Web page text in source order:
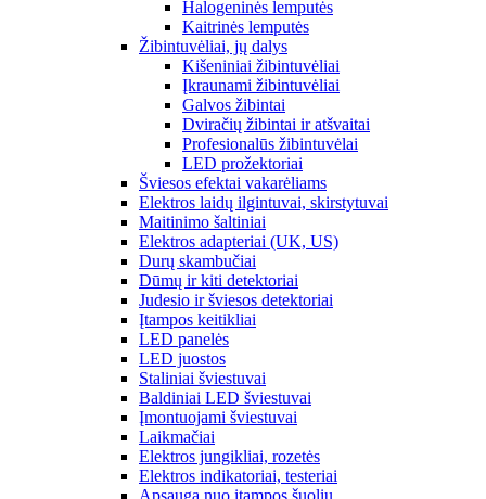
Halogeninės lemputės
Kaitrinės lemputės
Žibintuvėliai, jų dalys
Kišeniniai žibintuvėliai
Įkraunami žibintuvėliai
Galvos žibintai
Dviračių žibintai ir atšvaitai
Profesionalūs žibintuvėlai
LED prožektoriai
Šviesos efektai vakarėliams
Elektros laidų ilgintuvai, skirstytuvai
Maitinimo šaltiniai
Elektros adapteriai (UK, US)
Durų skambučiai
Dūmų ir kiti detektoriai
Judesio ir šviesos detektoriai
Įtampos keitikliai
LED panelės
LED juostos
Staliniai šviestuvai
Baldiniai LED šviestuvai
Įmontuojami šviestuvai
Laikmačiai
Elektros jungikliai, rozetės
Elektros indikatoriai, testeriai
Apsauga nuo įtampos šuolių